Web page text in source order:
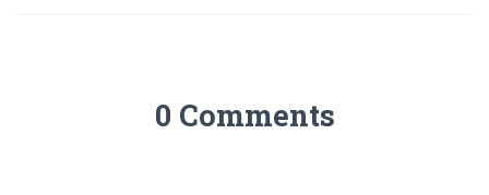
0 Comments